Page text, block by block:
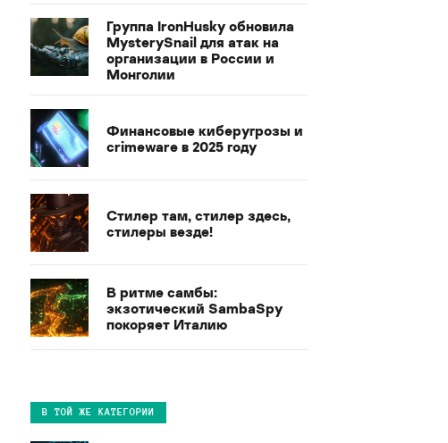
Группа IronHusky обновила
MysterySnail для атак на
организации в России и
Монголии
Финансовые киберугрозы и
crimeware в 2025 году
Стилер там, стилер здесь,
стилеры везде!
В ритме самбы:
экзотический SambaSpy
покоряет Италию
В ТОЙ ЖЕ КАТЕГОРИИ